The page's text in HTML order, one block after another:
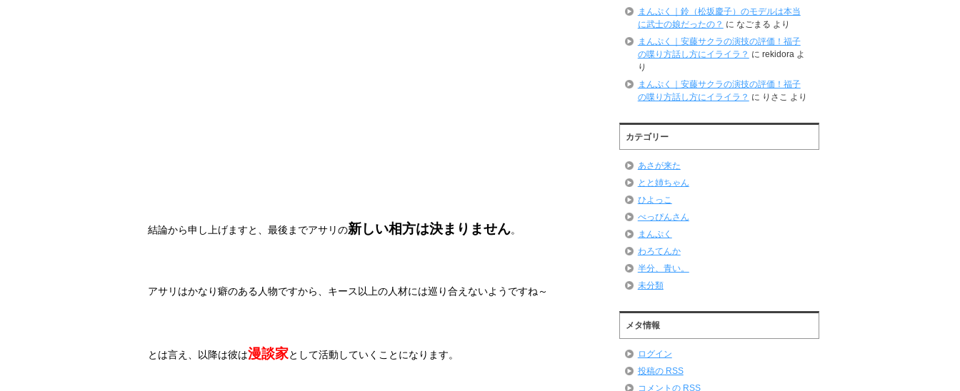
結論から申し上げますと、最後までアサリの新しい相方は決まりません。
アサリはかなり癖のある人物ですから、キース以上の人材には巡り合えないようですね～
とは言え、以降は彼は漫談家として活動していくことになります。
まんぷく｜鈴（松坂慶子）のモデルは本当
に武士の娘だったの？ に なごまる より
まんぷく｜安藤サクラの演技の評価！福子
の喋り方話し方にイライラ？ に rekidora よ
り
まんぷく｜安藤サクラの演技の評価！福子
の喋り方話し方にイライラ？ に りさこ より
カテゴリー
あさが来た
とと姉ちゃん
ひよっこ
べっぴんさん
まんぷく
わろてんか
半分、青い。
未分類
メタ情報
ログイン
投稿の RSS
コメントの RSS